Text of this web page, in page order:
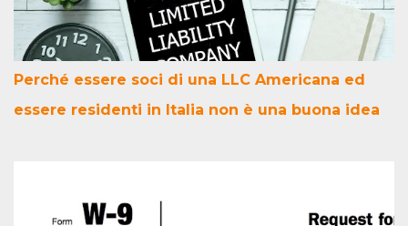
Perché essere soci di una LLC Americana ed
essere residenti in Italia non è una buona idea